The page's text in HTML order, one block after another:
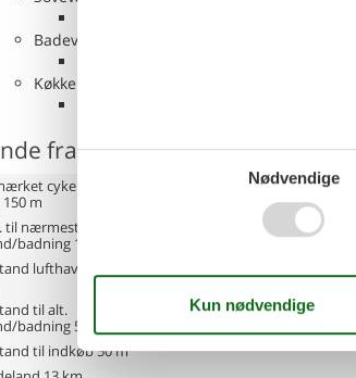
Badeværelse, 4 m²
Køkken-alrum, 40 m², 2 personer
fra ferieboligen og
cykelsti 5-10
150 m
til nærmeste
badning 150 m
lufthavn SZZ
til alt.
badning 5 km
til indkøb50 m
Nødvendige